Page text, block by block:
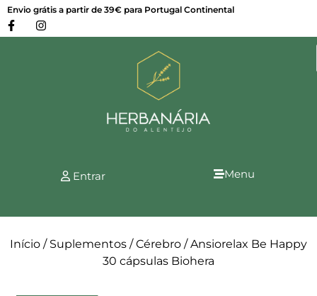
Envio grátis a partir de 39€ para Portugal Continental
Entrar Menu
Início / Suplementos /Cérebro / Ansiorelax Be Happy
30 cápsulas Biohera